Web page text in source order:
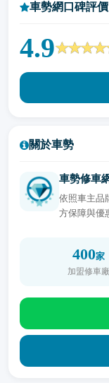
車勢網口碑評價
4.9
關於車勢
車勢修車
依照車主品
方保障與優
400家
加盟修車廠